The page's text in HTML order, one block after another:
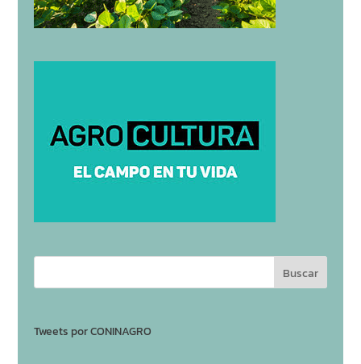
Tweets por CONINAGRO